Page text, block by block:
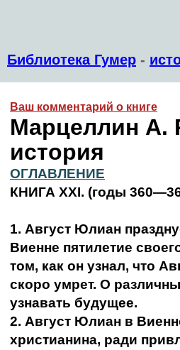
Библиотека Гумер -
Ваш комментарий о книге
Марцеллин А.
история
ОГЛАВЛЕНИЕ
КНИГА XXI. (годы
1. Август Юлиан
Виенне пятилетие
том, как он узнал, что
скоро умрет. О
узнавать будущее.
2. Август Юлиан в
христианина, ради